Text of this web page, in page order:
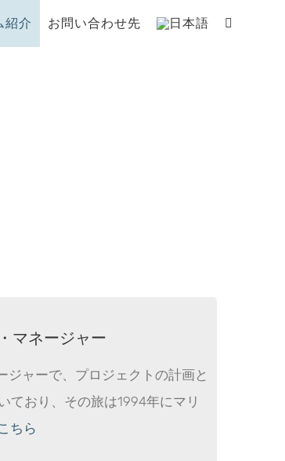
紹介 お問い合わせ先
マネージャー
ャーで、プロジェクトの計画と
ており、その旅は1994年にマリ
ちら